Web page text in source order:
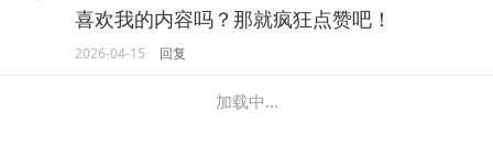
喜欢我的内容吗？那就疯狂点赞吧！
2026-04-15 回复
加载中...